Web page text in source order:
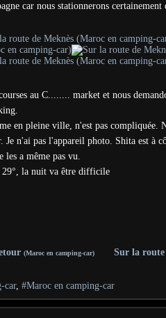
car nous stationnerons certainement
au C........ market et nous
en pleine ville, n'est pas compliquée.
n'ai pas l'appareil photo. Shita est à
les a même pas vu.
29°, la nuit va être difficile
(Maroc en camping-car) Sur la route
car, #Maroc en camping-car